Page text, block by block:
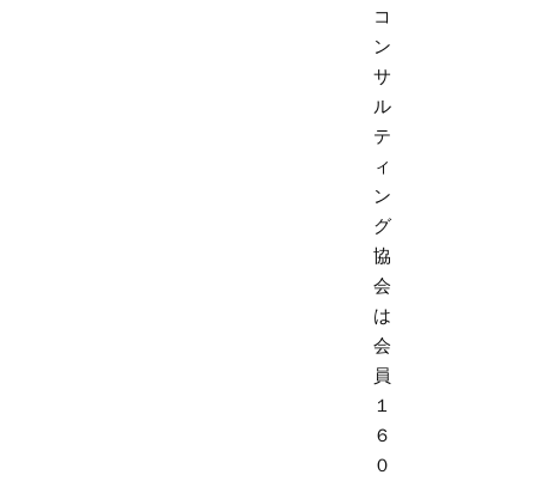
コ
ン
サ
ル
テ
ィ
ン
グ
協
会
は
会
員
１
６
０